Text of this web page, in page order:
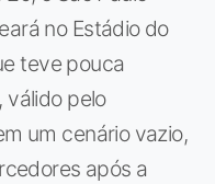
no Estádio do
teve pouca
válido pelo
um cenário vazio,
após a